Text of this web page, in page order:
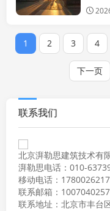
1 2 3 4
下一页
联系我们
北京湃勒思建筑技术有
湃勒思电话：010-
移动电话：
联系邮箱：
联系地址：北京市丰台